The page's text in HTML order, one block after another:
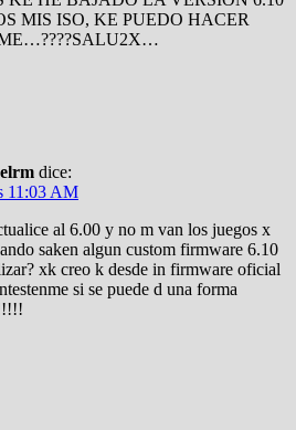
MIS ISO, KE PUEDO HACER
dice:
11:03 AM
al 6.00 y no m van los juegos x
saken algun custom firmware 6.10
xk creo k desde in firmware oficial
si se puede d una forma